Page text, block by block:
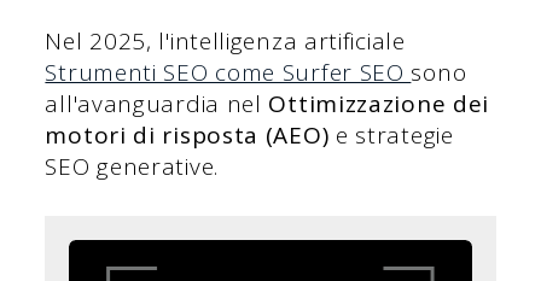
Nel 2025, l'intelligenza artificiale
Strumenti SEO come Surfer SEO sono
all'avanguardia nel Ottimizzazione dei
motori di risposta (AEO) e strategie
SEO generative.